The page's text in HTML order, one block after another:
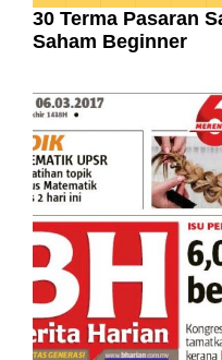
30 Terma Pasaran
Saham Beginner